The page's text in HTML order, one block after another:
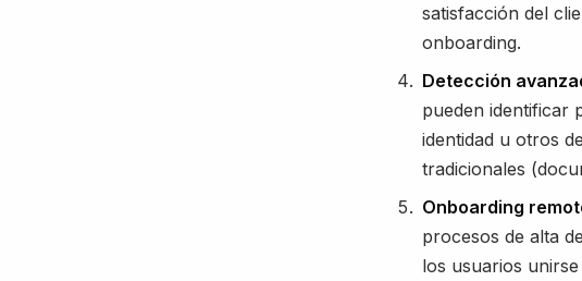
satisfacción del
onboarding.
Detección
pueden identificar
identidad u otros
tradicionales
Onboarding
procesos de alta
los usuarios